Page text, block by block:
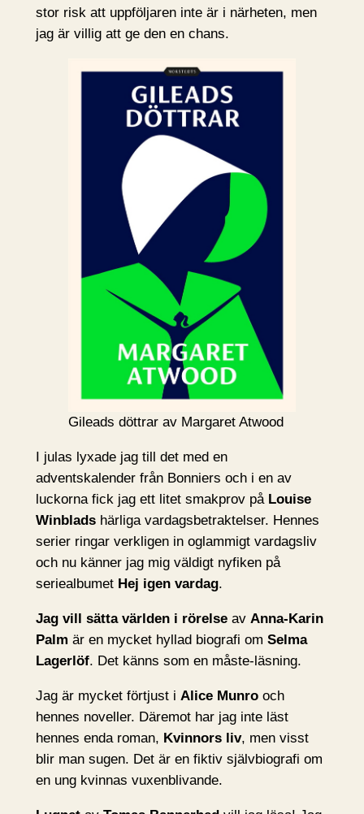
stor risk att uppföljaren inte är i närheten, men
jag är villig att ge den en chans.
Gileads döttrar av Margaret Atwood
I julas lyxade jag till det med en
adventskalender från Bonniers och i en av
luckorna fick jag ett litet smakprov på Louise
Winbladshärliga vardagsbetraktelser. Hennes
serier ringar verkligen in oglammigt vardagsliv
och nu känner jag mig väldigt nyfiken på
seriealbumet Hej igen vardag.
Jag vill sätta världen i rörelseav Anna-Karin
Palm är en mycket hyllad biografi om Selma
Lagerlöf. Det känns som en måste-läsning.
Jag är mycket förtjust i Alice Munro och
hennes noveller. Däremot har jag inte läst
hennes enda roman, Kvinnors liv, men visst
blir man sugen. Det är en fiktiv självbiografi om
en ung kvinnas vuxenblivande.